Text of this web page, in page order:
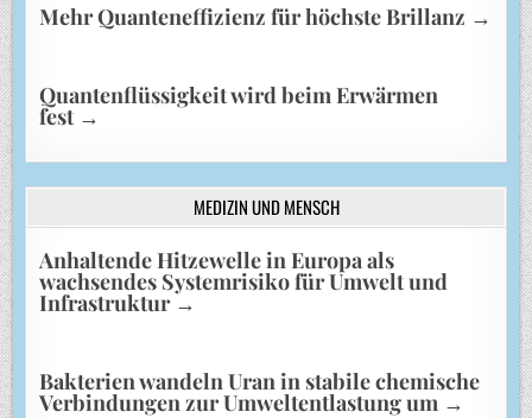
Mehr Quanteneffizienz für höchste Brillanz →
Quantenflüssigkeit wird beim Erwärmen
fest →
MEDIZIN UND MENSCH
Anhaltende Hitzewelle in Europa als
wachsendes Systemrisiko für Umwelt und
Infrastruktur→
Bakterien wandeln Uran in stabile chemische
Verbindungen zur Umweltentlastung um →